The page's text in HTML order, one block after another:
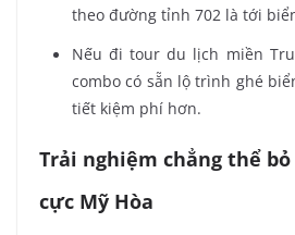
theo đường tỉnh 702 là tới
Nếu đi tour du lịch miền
combo có sẵn lộ trình ghé
tiết kiệm phí hơn.
Trải nghiệm chẳng thể
cực Mỹ Hòa